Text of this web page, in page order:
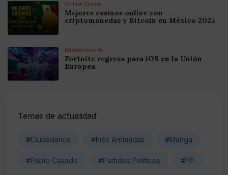
Online Casino
Mejores casinos online con
criptomonedas y Bitcoin en México 2025
Entretenimiento
Fortnite regresa para iOS en la Unión
Europea
Temas de actualidad
#Ciudadanos #Inés Arrimadas #Manga
#Pablo Casado #Partidos Políticos #PP